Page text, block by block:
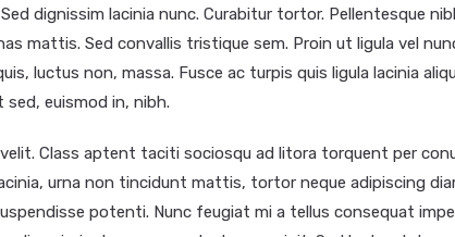
dignissim lacinia nunc. Curabitur tortor. Pellentesque
mattis. Sed convallis tristique sem. Proin ut ligula vel
luctus non, massa. Fusce ac turpis quis ligula lacinia
euismod in, nibh.
Class aptent taciti sociosqu ad litora torquent per
urna non tincidunt mattis, tortor neque adipiscing
potenti. Nunc feugiat mi a tellus consequat